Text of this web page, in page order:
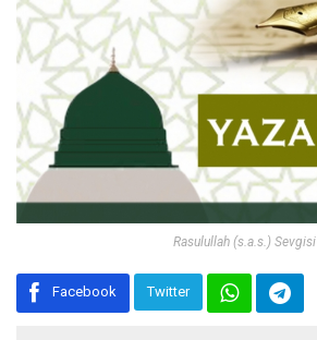
Rasulullah (s.a.s.) Sevgisi
Facebook Twitter